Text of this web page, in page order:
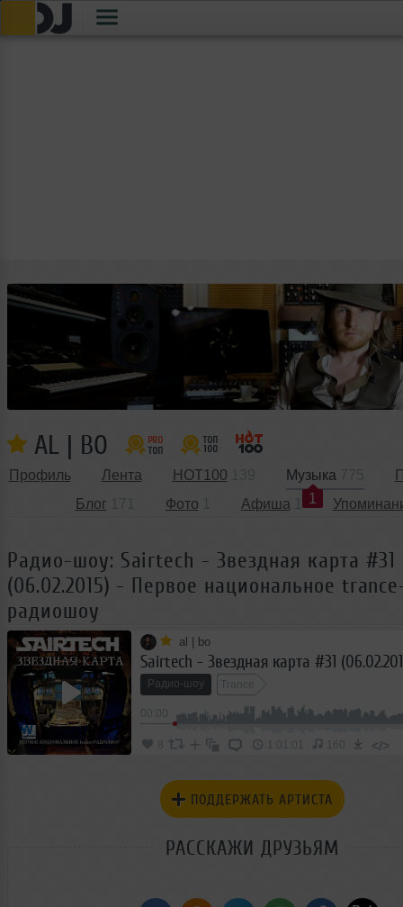
AL | BO
Профиль Лента HOT100
Музыка
1
Блог
Фото Афиша
Радио-шоу: Sairtech - Звездная карта #31
(06.02.2015) - Первое национальное
радиошоу
al | bo
Радио-шоу Trance
160 </>
ПОДДЕРЖАТЬ АРТИСТА
РАССКАЖИ ДРУЗЬЯМ